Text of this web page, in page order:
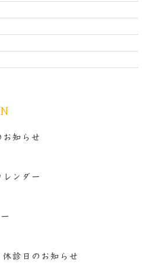
知らせ
レンダー
診日のお知らせ